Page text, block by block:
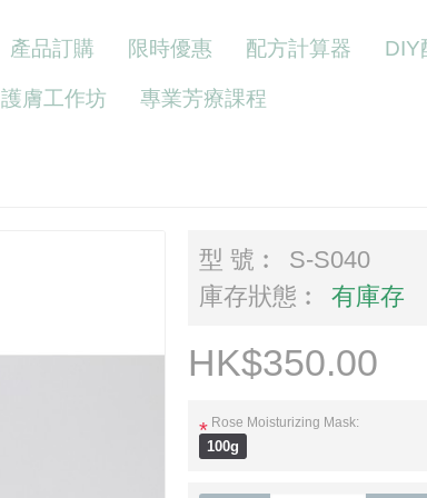
產品訂購 限時優惠 配方計算器 DIY
護膚工作坊 專業芳療課程
型 號︰
S-S040
庫存狀態︰
有庫存
HK$350.00
* Rose Moisturizing Mask:
100g